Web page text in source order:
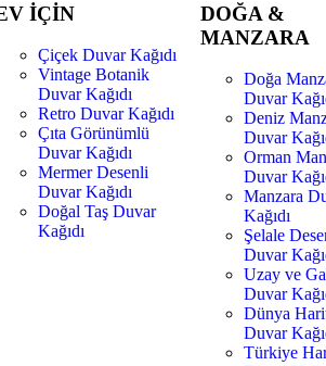
İÇİN
Çiçek Duvar Kağıdı
Vintage Botanik
Duvar Kağıdı
Retro Duvar Kağıdı
Çıta Görünümlü
Duvar Kağıdı
Mermer Desenli
Duvar Kağıdı
Doğal Taş Duvar
Kağıdı
DOĞA &
MANZARA
Doğa
Duvar
Deniz
Duvar
Orman
Duvar
Manzara
Kağıdı
Şelale
Duvar
Uzay ve
Duvar
Dünya
Duvar
Türkiye